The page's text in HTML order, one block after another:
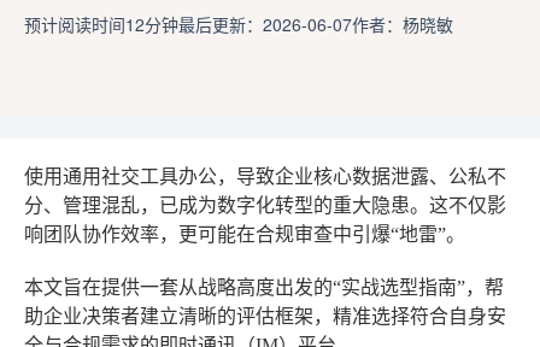
预计阅读时间12分钟最后更新：2026-06-07作者：杨晓敏
使用通用社交工具办公，导致企业核心数据泄露、公私不
分、管理混乱，已成为数字化转型的重大隐患。这不仅影
响团队协作效率，更可能在合规审查中引爆“地雷”。
本文旨在提供一套从战略高度出发的“实战选型指南”，帮
助企业决策者建立清晰的评估框架，精准选择符合自身安